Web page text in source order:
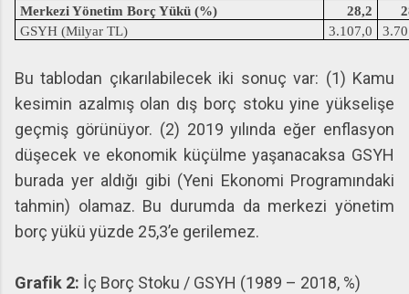
Merkezi Yönetim Borç Yükü (%)
28,2
GSYH (Milyar TL)
3.107,0
Bu tablodan çıkarılabilecek iki sonuç var: (1) Kamu
kesimin azalmış olan dış borç stoku yine yükselişe
geçmiş görünüyor. (2) 2019 yılında eğer enflasyon
düşecek ve ekonomik küçülme yaşanacaksa GSYH
burada yer aldığı gibi (Yeni Ekonomi Programındaki
tahmin) olamaz. Bu durumda da merkezi yönetim
borç yükü yüzde 25,3’e gerilemez.
Grafik 2: İç Borç Stoku / GSYH (1989 – 2018, %)